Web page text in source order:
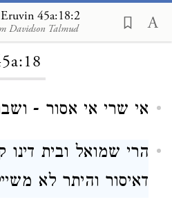
45a:18:2
Davidson Talmud
אי שרי אי אסור -
הרי שמואל ובית דינו
דאיסור והיתר לא